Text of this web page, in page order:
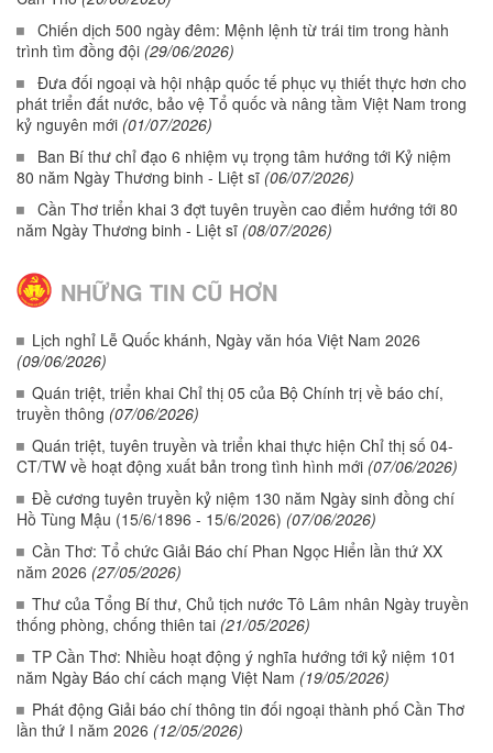
Chiến dịch 500 ngày đêm: Mệnh lệnh từ trái tim trong hành
trình tìm đồng đội (29/06/2026)
Đưa đối ngoại và hội nhập quốc tế phục vụ thiết thực hơn cho
phát triển đất nước, bảo vệ Tổ quốc và nâng tầm Việt Nam trong
kỷ nguyên mới (01/07/2026)
Ban Bí thư chỉ đạo 6 nhiệm vụ trọng tâm hướng tới Kỷ niệm
80 năm Ngày Thương binh - Liệt sĩ (06/07/2026)
Cần Thơ triển khai 3 đợt tuyên truyền cao điểm hướng tới 80
năm Ngày Thương binh - Liệt sĩ (08/07/2026)
NHỮNG TIN CŨ HƠN
Lịch nghỉ Lễ Quốc khánh, Ngày văn hóa Việt Nam 2026
(09/06/2026)
Quán triệt, triển khai Chỉ thị 05 của Bộ Chính trị về báo chí,
truyền thông (07/06/2026)
Quán triệt, tuyên truyền và triển khai thực hiện Chỉ thị số 04-
CT/TW về hoạt động xuất bản trong tình hình mới (07/06/2026)
Đề cương tuyên truyền kỷ niệm 130 năm Ngày sinh đồng chí
Hồ Tùng Mậu (15/6/1896 - 15/6/2026) (07/06/2026)
Cần Thơ: Tổ chức Giải Báo chí Phan Ngọc Hiển lần thứ XX
năm 2026 (27/05/2026)
Thư của Tổng Bí thư, Chủ tịch nước Tô Lâm nhân Ngày truyền
thống phòng, chống thiên tai (21/05/2026)
TP Cần Thơ: Nhiều hoạt động ý nghĩa hướng tới kỷ niệm 101
năm Ngày Báo chí cách mạng Việt Nam (19/05/2026)
Phát động Giải báo chí thông tin đối ngoại thành phố Cần Thơ
lần thứ I năm 2026 (12/05/2026)